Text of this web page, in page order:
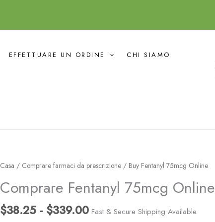
EFFETTUARE UN ORDINE CHI SIAMO
Casa / Comprare farmaci da prescrizione / Buy Fentanyl 75mcg Online
Comprare Fentanyl 75mcg Online
$38.25 - $339.00
Fascia
prezzo:
$38.25
Fast & Secure Shipping Available
Buy
75mcg
Online
quantità
a